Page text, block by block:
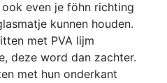
even je föhn richting
kunnen houden.
met PVA lijm
deze word dan zachter.
met hun onderkant